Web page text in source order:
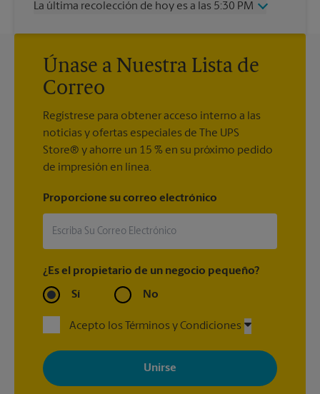
Viernes
5:30 PM
Lunes
5:30 PM
Martes
5:30 PM
La última recolección de hoy es a las 5:30 PM
Miércoles
5:30 PM
Jueves
Viernes
5:30 PM
Sábado
Lunes
5:30 PM
Martes
5:30 PM
Únase a Nuestra Lista de
Correo
Regístrese para obtener acceso interno a las
noticias y ofertas especiales de The UPS
Store® y ahorre un 15 % en su próximo pedido
de impresión en línea.
Proporcione su correo electrónico
¿Es el propietario de un negocio pequeño?
Sí No
Acepto los Términos y Condiciones
Al registrarse, acepta recibir correos electrónicos de The UPS
Store con noticias, ofertas especiales, promociones y mensajes
adaptados a sus intereses. Puede darse de baja en cualquier
momento. Para más información, consulte nuestra política de